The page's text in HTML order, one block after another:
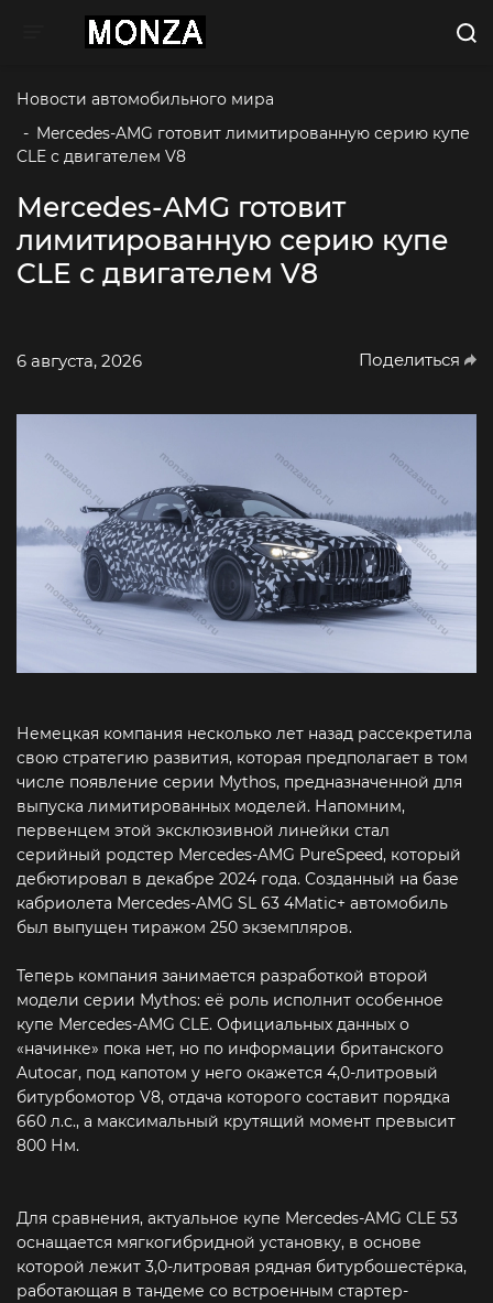
Toggle navigation
Новости автомобильного мира
- Mercedes-AMG готовит лимитированную серию купе
CLE с двигателем V8
Mercedes-AMG готовит
лимитированную серию купе
CLE с двигателем V8
6 августа, 2026 Поделиться
Немецкая компания несколько лет назад рассекретила
свою стратегию развития, которая предполагает в том
числе появление серии Mythos, предназначенной для
выпуска лимитированных моделей. Напомним,
первенцем этой эксклюзивной линейки стал
серийный родстер Mercedes-AMG PureSpeed, который
дебютировал в декабре 2024 года. Созданный на базе
кабриолета Mercedes-AMG SL 63 4Matic+ автомобиль
был выпущен тиражом 250 экземпляров.
Теперь компания занимается разработкой второй
модели серии Mythos: её роль исполнит особенное
купе Mercedes-AMG CLE. Официальных данных о
«начинке» пока нет, но по информации британского
Autocar, под капотом у него окажется 4,0-литровый
битурбомотор V8, отдача которого составит порядка
660 л.с., а максимальный крутящий момент превысит
800 Нм.
Для сравнения, актуальное купе Mercedes-AMG CLE 53
оснащается мягкогибридной установку, в основе
которой лежит 3,0-литровая рядная битурбошестёрка,
работающая в тандеме со встроенным стартер-